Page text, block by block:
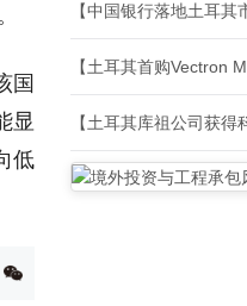
国
显
低
【中国银行落地土耳其
【土耳其首购Vectron
【土耳其库祖公司获得